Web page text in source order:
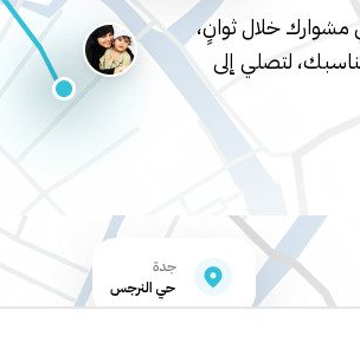
مشوارك خلال ثوانٍ،
لتصلي إلى